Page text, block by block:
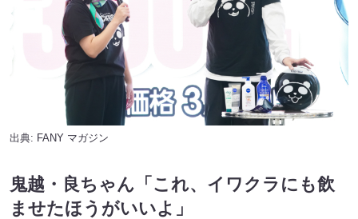
出典: FANY マガジン
鬼越・良ちゃん「これ、イワクラにも飲
ませたほうがいいよ」